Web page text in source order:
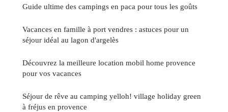
Guide ultime des campings en paca pour tous les goûts
Vacances en famille à port vendres : astuces pour un
séjour idéal au lagon d'argelès
Découvrez la meilleure location mobil home provence
pour vos vacances
Séjour de rêve au camping yelloh! village holiday green
à fréjus en provence